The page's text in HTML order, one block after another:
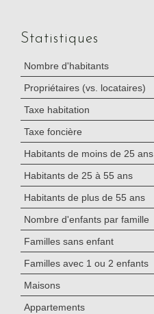
Statistiques
Nombre d'habitants
Propriétaires (vs. locataires)
Taxe habitation
Taxe foncière
Habitants de moins de 25 ans
Habitants de 25 à 55 ans
Habitants de plus de 55 ans
Nombre d'enfants par famille
Familles sans enfant
Familles avec 1 ou 2 enfants
Maisons
Appartements